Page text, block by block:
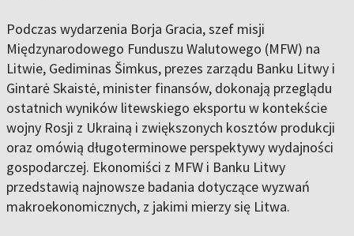
Podczas wydarzenia Borja Gracia, szef misji
Międzynarodowego Funduszu Walutowego (MFW) na
Litwie, Gediminas Šimkus, prezes zarządu Banku Litwy i
Gintarė Skaistė, minister finansów, dokonają przeglądu
ostatnich wyników litewskiego eksportu w kontekście
wojny Rosji z Ukrainą i zwiększonych kosztów produkcji
oraz omówią długoterminowe perspektywy wydajności
gospodarczej. Ekonomiści z MFW i Banku Litwy
przedstawią najnowsze badania dotyczące wyzwań
makroekonomicznych, z jakimi mierzy się Litwa.